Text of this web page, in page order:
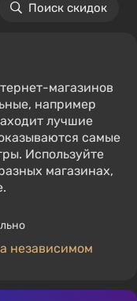
Поиск скидок
магазинов
например
лучшие
самые
Используйте
магазинах,
независимом